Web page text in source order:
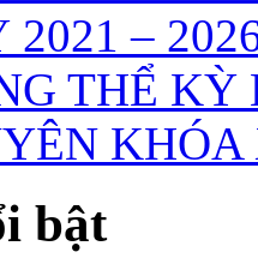
THỂ
KHÓA
bật